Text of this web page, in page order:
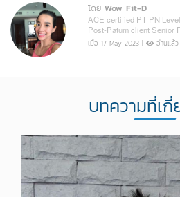
โดย Wow Fit-D
ACE certified PT PN
Post-Patum client Senior
เมื่อ 17 May 2023 | อ่านแล้
บทความที่เ